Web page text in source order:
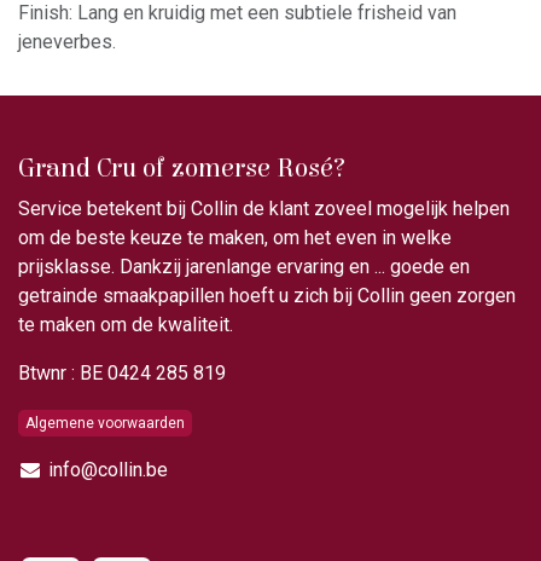
Finish: Lang en kruidig met een subtiele frisheid van
jeneverbes.
Grand Cru of zomerse Rosé?
Service betekent bij Collin de klant zoveel mogelijk helpen
om de beste keuze te maken, om het even in welke
prijsklasse. Dankzij jarenlange ervaring en ... goede en
getrainde smaakpapillen hoeft u zich bij Collin geen zorgen
te maken om de kwaliteit.
Btwnr : BE 0424 285 819
Algemene voorwaarden
info@collin.be